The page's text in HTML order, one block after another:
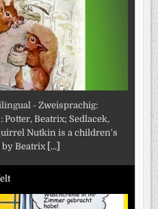
- Zweisprachig:
Beatrix; Sedlacek,
Nutkin is a children's
Beatrix [...]